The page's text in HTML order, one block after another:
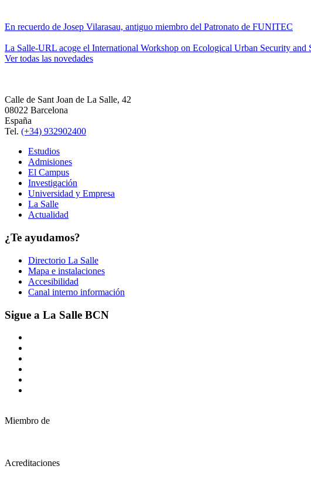
En recuerdo de Josep Vilarasau, antiguo miembro del Patronato de FUNITEC
La Salle-URL acoge el International Workshop on Ecological Urban Security and
Ver todas las novedades
Calle de Sant Joan de La Salle, 42
08022 Barcelona
España
Tel. (+34) 932902400
Estudios
Admisiones
El Campus
Investigación
Universidad y Empresa
La Salle
Actualidad
¿Te ayudamos?
Directorio La Salle
Mapa e instalaciones
Accesibilidad
Canal interno información
Sigue a La Salle BCN
Miembro de
Acreditaciones